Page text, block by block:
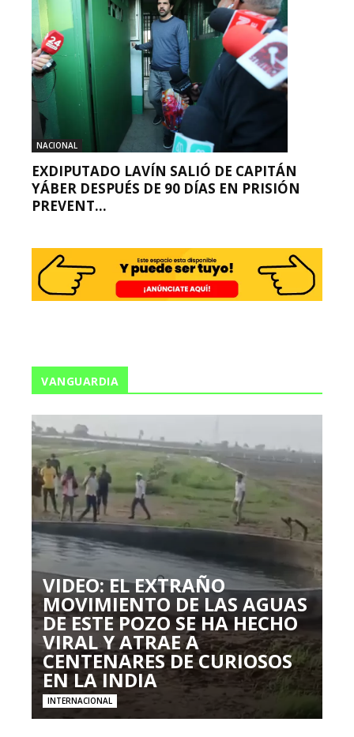
NACIONAL
EXDIPUTADO LAVÍN SALIÓ DE CAPITÁN
YÁBER DESPUÉS DE 90 DÍAS EN PRISIÓN
PREVENT...
VANGUARDIA
VIDEO: EL EXTRAÑO
MOVIMIENTO DE LAS AGUAS
DE ESTE POZO SE HA HECHO
VIRAL Y ATRAE A
CENTENARES DE CURIOSOS
EN LA INDIA
INTERNACIONAL